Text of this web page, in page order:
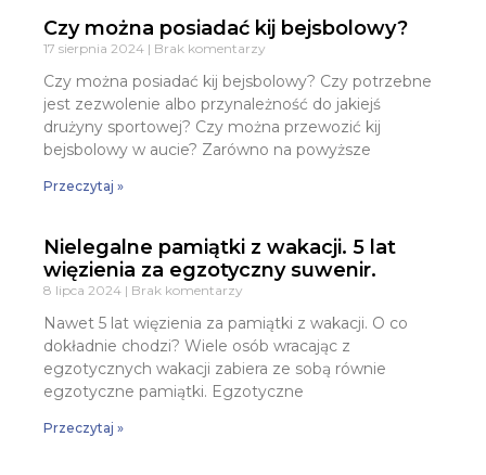
Czy można posiadać kij bejsbolowy?
17 sierpnia 2024 Brak komentarzy
Czy można posiadać kij bejsbolowy? Czy potrzebne
jest zezwolenie albo przynależność do jakiejś
drużyny sportowej? Czy można przewozić kij
bejsbolowy w aucie? Zarówno na powyższe
Przeczytaj »
Nielegalne pamiątki z wakacji. 5 lat
więzienia za egzotyczny suwenir.
8 lipca 2024 Brak komentarzy
Nawet 5 lat więzienia za pamiątki z wakacji. O co
dokładnie chodzi? Wiele osób wracając z
egzotycznych wakacji zabiera ze sobą równie
egzotyczne pamiątki. Egzotyczne
Przeczytaj »